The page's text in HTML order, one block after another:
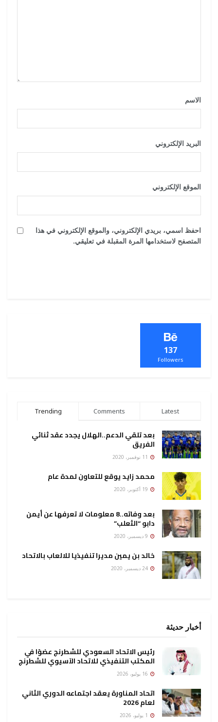
الاسم
البريد الإلكتروني
الموقع الإلكتروني
احفظ اسمي، بريدي الإلكتروني، والموقع الإلكتروني في هذا
المتصفح لاستخدامها المرة المقبلة في تعليقي.
137
Followers
Trending Comments Latest
بعد تلقي الدعم..الهلال يجدد عقد ثنائي
الفريق
محمد زايد يوقع للتعاون لمدة عام
بعد وفاته..8 معلومات لا تعرفها عن أيمن
دابو “الثعلب”
خالد بن يمين مديرا تنفيذيا للالعاب بالاتحاد
أخبار حديثة
رئيس الاتحاد السعودي للشطرنج عضوًا في
المكتب التنفيذي للاتحاد الآسيوي للشطرنج
اتحاد المناورة يعقد اجتماعه الدوري الثاني
لعام 2026